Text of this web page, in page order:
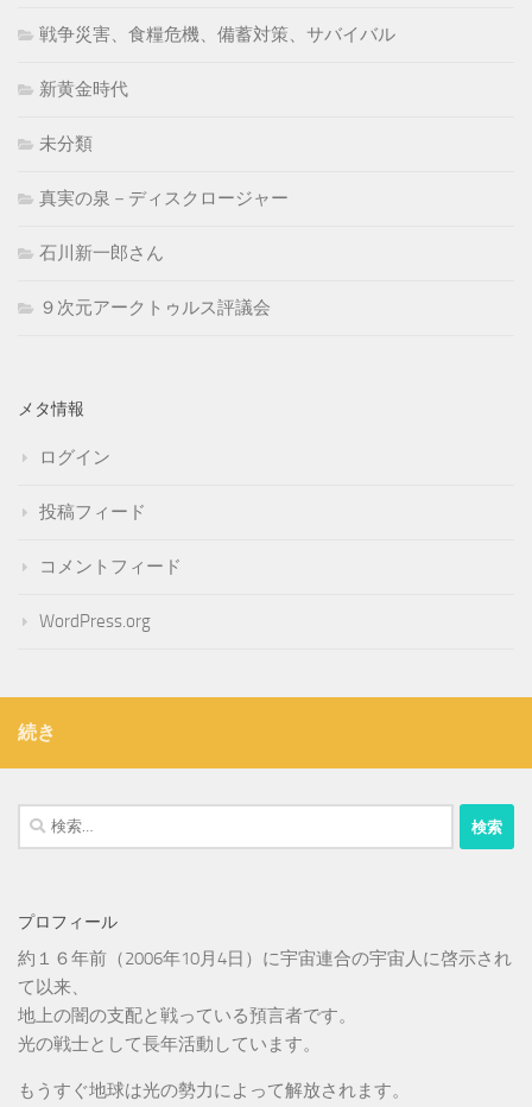
戦争災害、食糧危機、備蓄対策、サバイバル
新黄金時代
未分類
真実の泉－ディスクロージャー
石川新一郎さん
９次元アークトゥルス評議会
メタ情報
ログイン
投稿フィード
コメントフィード
WordPress.org
続き
検
索:
プロフィール
約１６年前（2006年10月4日）に宇宙連合の宇宙人に啓示され
て以来、
地上の闇の支配と戦っている預言者です。
光の戦士として長年活動しています。
もうすぐ地球は光の勢力によって解放されます。